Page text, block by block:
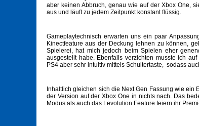
aber keinen Abbruch, genau wie auf der Xbox One,
aus und läuft zu jedem Zeitpunkt konstant flüssig.
Gameplaytechnisch erwarten uns ein paar
Kinectfeature aus der Deckung lehnen zu können,
Spielerei, hat mich jedoch beim Spielen eher
ausgestellt habe. Ebenfalls verzichten musste ich
PS4 aber sehr intuitiv mittels Schultertaste, sodass
Inhaltlich gleichen sich die Next Gen Fassung wie
der Version auf der Xbox One in nichts nach. Das
Modus als auch das Levolution Feature feiern ihr